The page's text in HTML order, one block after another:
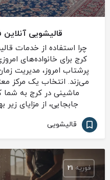
قالیشویی
چرا استفاده از خدمات
کرج برای خانواده‌های
پرشتاب امروز، مدیریت
می‌زند. انتخاب یک مرکز
ماشینی در کرج به
جابجایی، از مزایای
قالیشویی
فوریه 21